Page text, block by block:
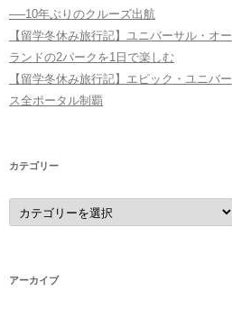
──10年ぶりのクルーズ出航
【留学冬休み旅行記】ユニバーサル・オー
ランドの2パークを1日で楽しむ
【留学冬休み旅行記】エピック・ユニバー
ス全ポータル制覇
カテゴリー
カ
テ
ゴ
アーカイブ